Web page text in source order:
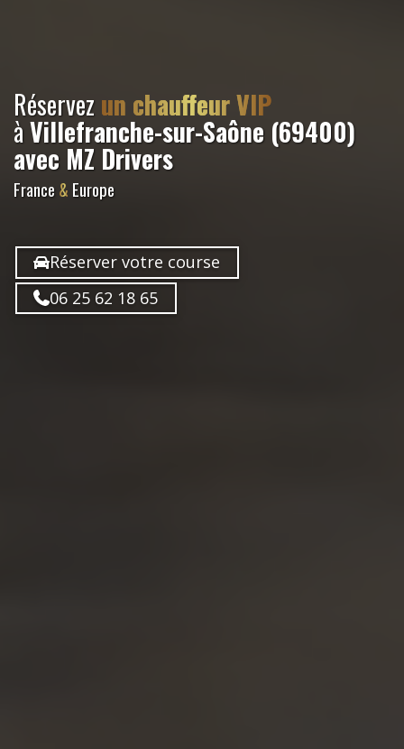
Réservezun chauffeur VIP
àVillefranche-sur-Saône (69400)
avec MZ Drivers
France& Europe
Réserver votre course
06 25 62 18 65